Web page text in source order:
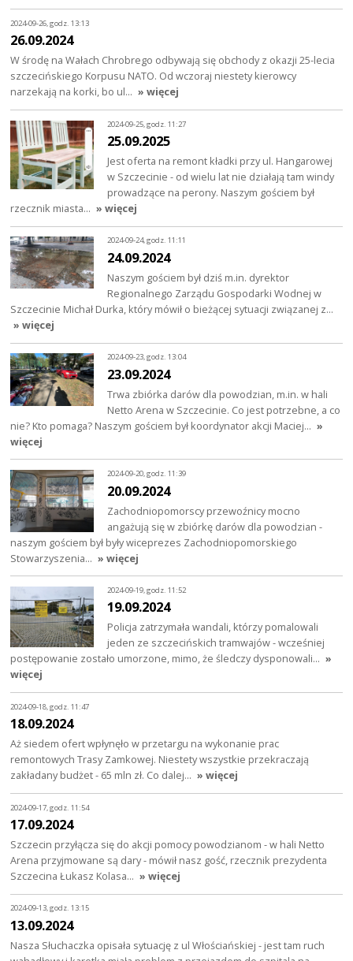
2024-09-26, godz. 13:13
26.09.2024
W środę na Wałach Chrobrego odbywają się obchody z okazji 25-lecia
szczecińskiego Korpusu NATO. Od wczoraj niestety kierowcy
narzekają na korki, bo ul… » więcej
2024-09-25, godz. 11:27
25.09.2025
Jest oferta na remont kładki przy ul. Hangarowej
w Szczecinie - od wielu lat nie działają tam windy
prowadzące na perony. Naszym gościem był
rzecznik miasta… » więcej
2024-09-24, godz. 11:11
24.09.2024
Naszym gościem był dziś m.in. dyrektor
Regionalnego Zarządu Gospodarki Wodnej w
Szczecinie Michał Durka, który mówił o bieżącej sytuacji związanej z…
» więcej
2024-09-23, godz. 13:04
23.09.2024
Trwa zbiórka darów dla powodzian, m.in. w hali
Netto Arena w Szczecinie. Co jest potrzebne, a co
nie? Kto pomaga? Naszym gościem był koordynator akcji Maciej… »
więcej
2024-09-20, godz. 11:39
20.09.2024
Zachodniopomorscy przewoźnicy mocno
angażują się w zbiórkę darów dla powodzian -
naszym gościem był były wiceprezes Zachodniopomorskiego
Stowarzyszenia… » więcej
2024-09-19, godz. 11:52
19.09.2024
Policja zatrzymała wandali, którzy pomalowali
jeden ze szczecińskich tramwajów - wcześniej
postępowanie zostało umorzone, mimo, że śledczy dysponowali… »
więcej
2024-09-18, godz. 11:47
18.09.2024
Aż siedem ofert wpłynęło w przetargu na wykonanie prac
remontowych Trasy Zamkowej. Niestety wszystkie przekraczają
zakładany budżet - 65 mln zł. Co dalej… » więcej
2024-09-17, godz. 11:54
17.09.2024
Szczecin przyłącza się do akcji pomocy powodzianom - w hali Netto
Arena przyjmowane są dary - mówił nasz gość, rzecznik prezydenta
Szczecina Łukasz Kolasa… » więcej
2024-09-13, godz. 13:15
13.09.2024
Nasza Słuchaczka opisała sytuację z ul Włościańskiej - jest tam ruch